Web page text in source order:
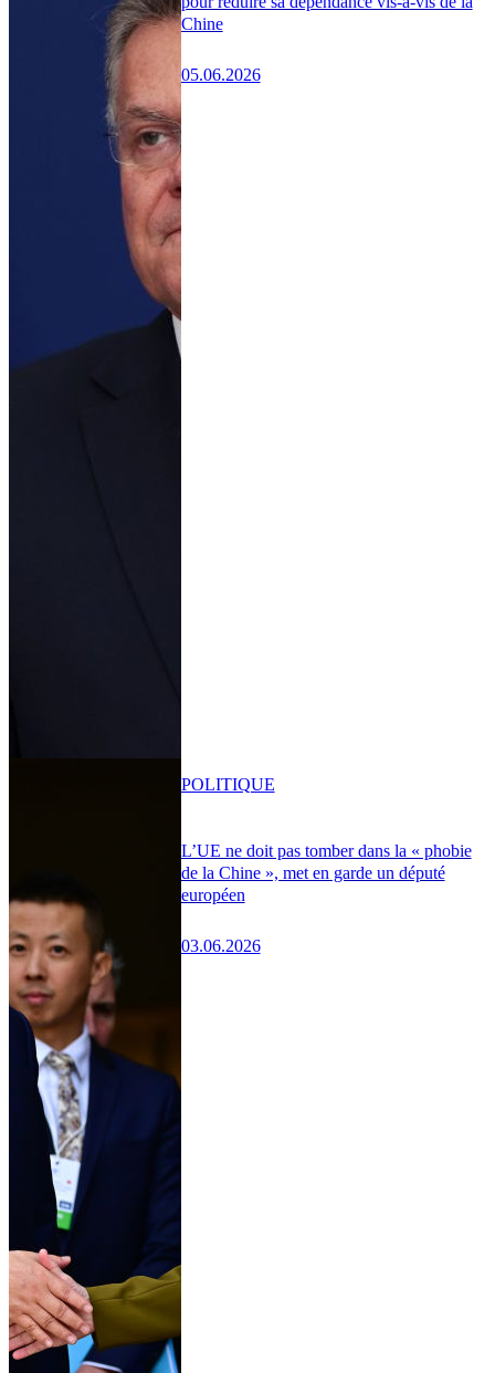
Chine
05.06.2026
L’UE ne doit pas tomber dans la « phobie
de la Chine », met en garde un député
européen
03.06.2026
POLITIQUE